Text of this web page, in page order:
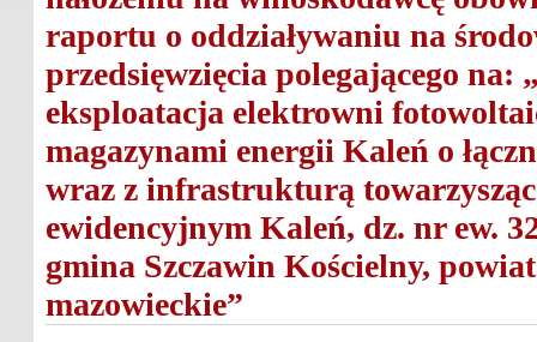
raportu o oddziaływaniu na
przedsięwzięcia polegającego na:
eksploatacja elektrowni
magazynami energii Kaleń o
wraz z infrastrukturą
ewidencyjnym Kaleń, dz. nr ew.
gmina Szczawin Kościelny,
mazowieckie”